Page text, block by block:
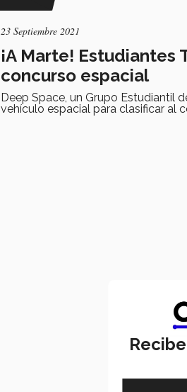
23 Septiembre 2021
¡A Marte! Estudiantes
concurso espacial
Deep Space, un Grupo Estudiantil
vehículo espacial para clasificar al